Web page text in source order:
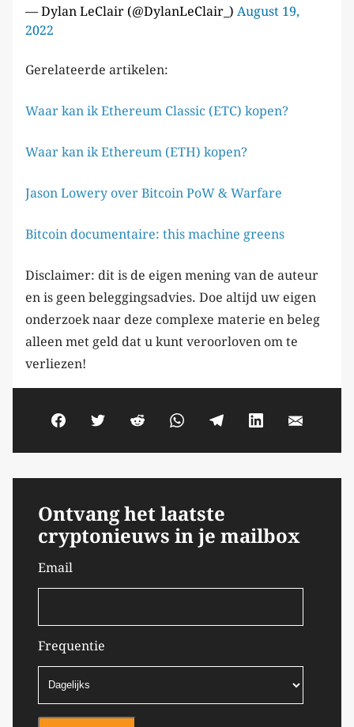
— Dylan LeClair (@DylanLeClair_) August 19,
2022
Gerelateerde artikelen:
Waar kan ik Ethereum Classic (ETC) kopen?
Waar kan ik Ethereum (ETH) kopen?
Jason Lowery over Bitcoin PoW & Warfare
Bitcoin documentaire: this machine greens
Disclaimer: dit is de eigen mening van de auteur
en is geen beleggingsadvies. Doe altijd uw eigen
onderzoek naar deze complexe materie en beleg
alleen met geld dat u kunt veroorloven om te
verliezen!
Ontvang het laatste
cryptonieuws in je mailbox
Email
Frequentie